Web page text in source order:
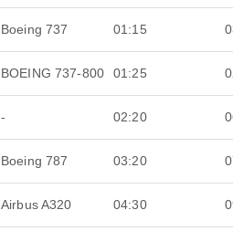
Boeing 737 01:15
BOEING 737-800 01:25
- 02:20
Boeing 787 03:20
Airbus A320 04:30